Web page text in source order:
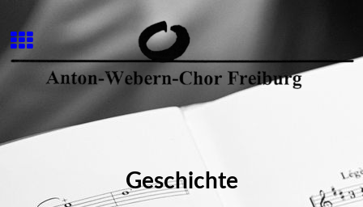
Geschichte